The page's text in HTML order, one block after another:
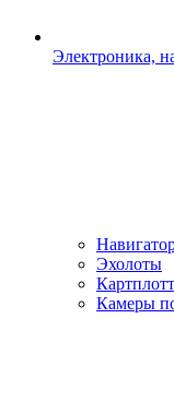
Электроника,
Эхолоты
Камеры